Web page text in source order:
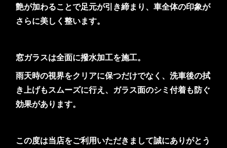
艶が加わることで足元が引き締まり、車全体の印象が
さらに美しく整います。
窓ガラスは全面に撥水加工を施工。
雨天時の視界をクリアに保つだけでなく、洗車後の拭
き上げもスムーズに行え、ガラス面のシミ付着も防ぐ
効果があります。
この度は当店をご利用いただきまして誠にありがとう